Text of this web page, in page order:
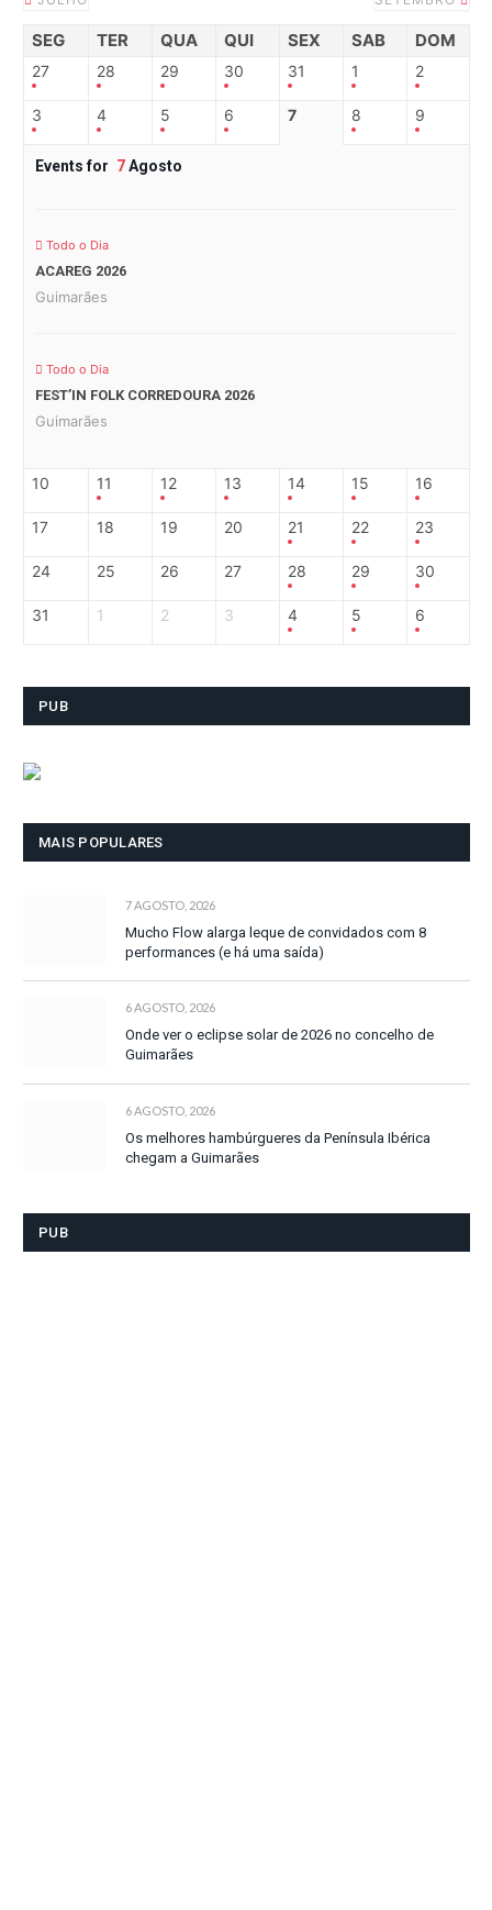
SEG TER QUA QUI SEX SAB DOM
27 28 29 30 31 1 2
3 4 5 6 7 8 9
Events for 7Agosto
Todo o Dia
ACAREG 2026
Guimarães
Todo o Dia
FEST’IN FOLK CORREDOURA 2026
Guimarães
10 11 12 13 14 15 16
17 18 19 20 21 22 23
24 25 26 27 28 29 30
31 1 2 3 4 5 6
PUB
MAIS POPULARES
7 AGOSTO, 2026
Mucho Flow alarga leque de convidados com 8
performances (e há uma saída)
6 AGOSTO, 2026
Onde ver o eclipse solar de 2026 no concelho de
Guimarães
6 AGOSTO, 2026
Os melhores hambúrgueres da Península Ibérica
chegam a Guimarães
PUB